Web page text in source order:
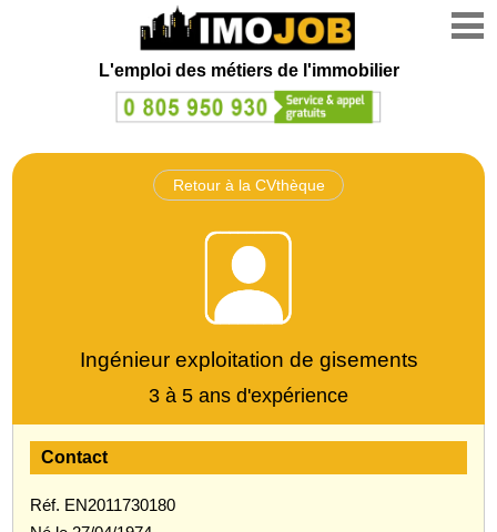
L'emploi des métiers de l'immobilier
Retour à la CVthèque
Ingénieur exploitation de gisements
3 à 5 ans d'expérience
Contact
Réf. EN2011730180